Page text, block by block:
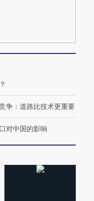
争：道路比技术更重要
对中国的影响